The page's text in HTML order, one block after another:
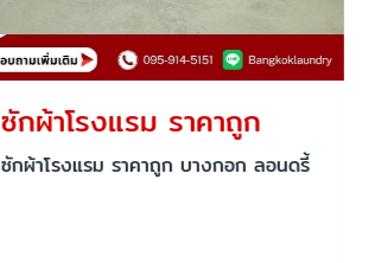
ซักผ้าโรงแรม ราคาถูก
ซักผ้าโรงแรม ราคาถูก บางกอก ลอนดรี้